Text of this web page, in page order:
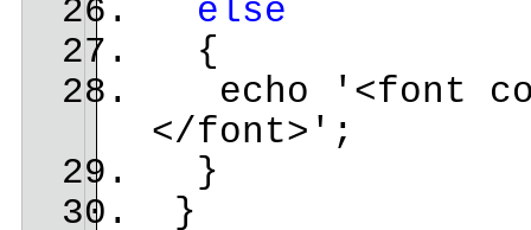
else
{
echo '<font
</font>';
}
}